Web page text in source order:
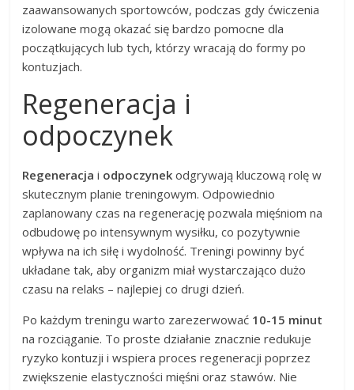
zaawansowanych sportowców, podczas gdy ćwiczenia
izolowane mogą okazać się bardzo pomocne dla
początkujących lub tych, którzy wracają do formy po
kontuzjach.
Regeneracja i
odpoczynek
Regeneracja i odpoczynek odgrywają kluczową rolę w
skutecznym planie treningowym. Odpowiednio
zaplanowany czas na regenerację pozwala mięśniom na
odbudowę po intensywnym wysiłku, co pozytywnie
wpływa na ich siłę i wydolność. Treningi powinny być
układane tak, aby organizm miał wystarczająco dużo
czasu na relaks – najlepiej co drugi dzień.
Po każdym treningu warto zarezerwować 10-15 minut
na rozciąganie. To proste działanie znacznie redukuje
ryzyko kontuzji i wspiera proces regeneracji poprzez
zwiększenie elastyczności mięśni oraz stawów. Nie